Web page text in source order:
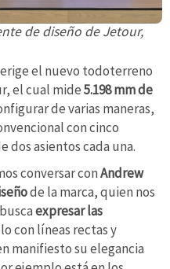
de diseño de Jetour,
el nuevo todoterreno
el cual mide5.198 mm de
de varias maneras,
con cinco
dos asientos cada una.
conversar conAndrew
de la marca, quien nos
expresar las
con líneas rectas y
manifiesto su elegancia